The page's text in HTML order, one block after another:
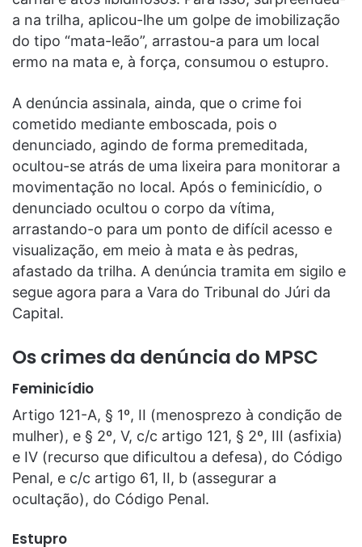
a na trilha, aplicou-lhe um golpe de imobilização
do tipo “mata-leão”, arrastou-a para um local
ermo na mata e, à força, consumou o estupro.
A denúncia assinala, ainda, que o crime foi
cometido mediante emboscada, pois o
denunciado, agindo de forma premeditada,
ocultou-se atrás de uma lixeira para monitorar a
movimentação no local. Após o feminicídio, o
denunciado ocultou o corpo da vítima,
arrastando-o para um ponto de difícil acesso e
visualização, em meio à mata e às pedras,
afastado da trilha. A denúncia tramita em sigilo e
segue agora para a Vara do Tribunal do Júri da
Capital.
Os crimes da denúncia do MPSC
Feminicídio
Artigo 121-A, § 1º, II (menosprezo à condição de
mulher), e § 2º, V, c/c artigo 121, § 2º, III (asfixia)
e IV (recurso que dificultou a defesa), do Código
Penal, e c/c artigo 61, II, b (assegurar a
ocultação), do Código Penal.
Estupro